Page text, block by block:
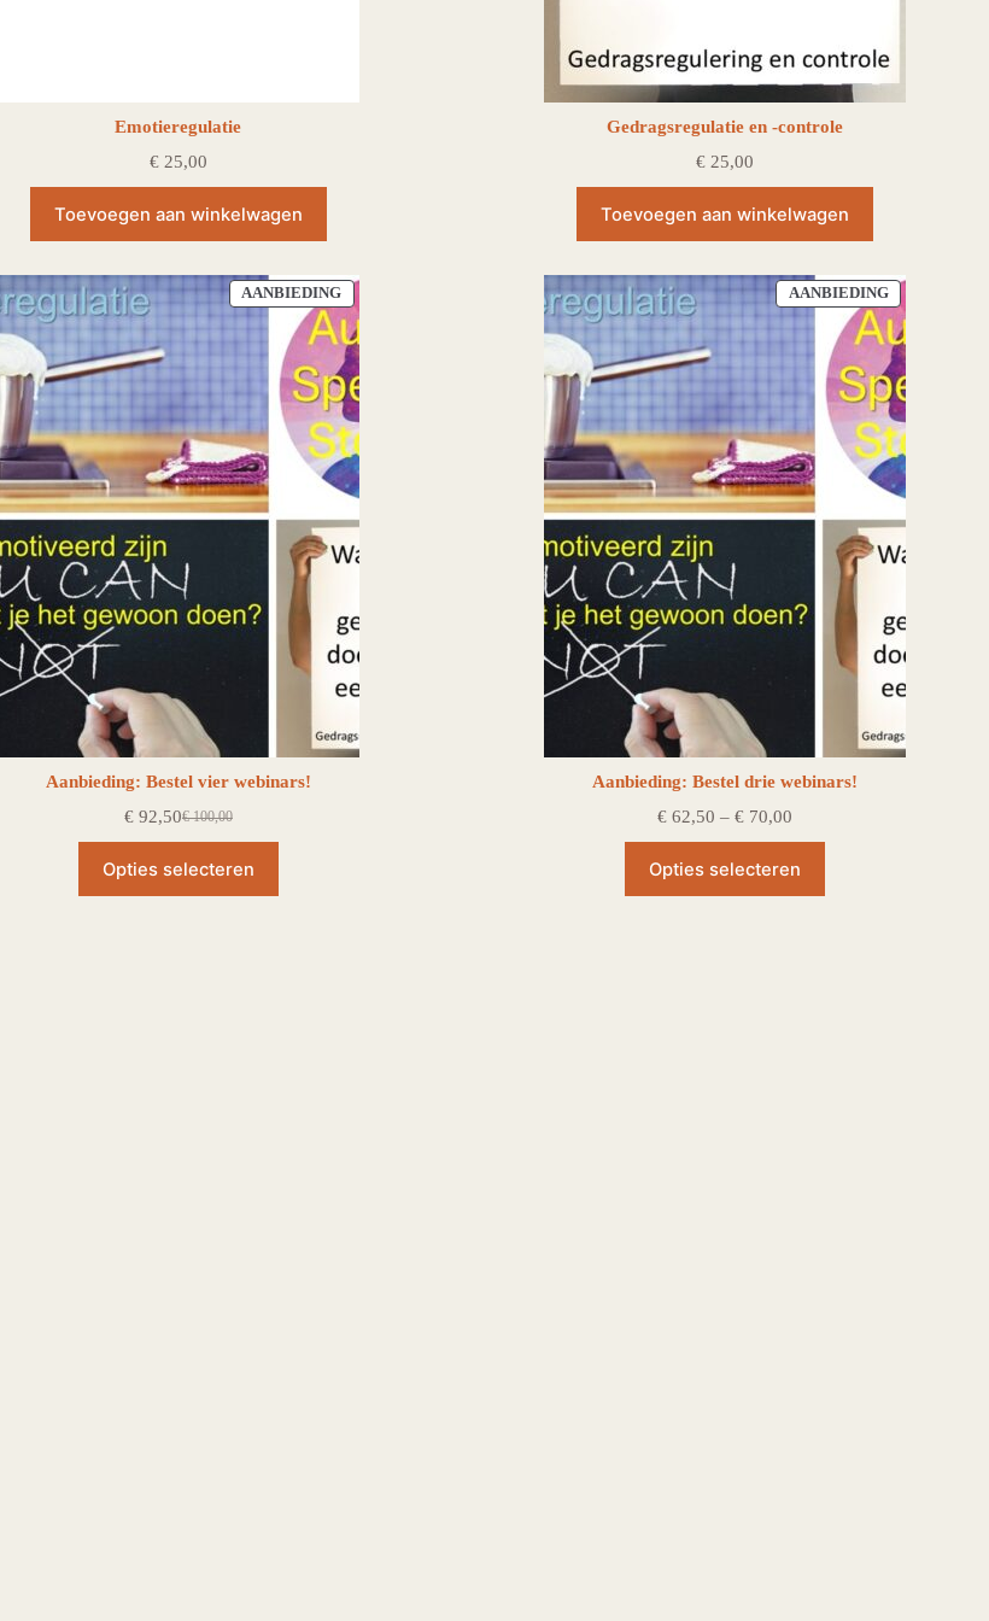
Emotieregulatie
€25,00
Toevoegen aan winkelwagen
Gedragsregulatie en -controle
€ 25,00
Toevoegen aan winkelwagen
AANBIEDINGPRODUCT
IN
DE
UITVERKOOP
Aanbieding: Bestel vier webinars!
€100,00
Oorspronkelijke
prijs
was:
€92,50Huidige
prijs
is:
Opties selecteren
AANBIEDINGPRODUCT
IN
DE
Aanbieding: Bestel drie webinars!
€ 62,50 – € 70,00
€ 70,00
Opties selecteren